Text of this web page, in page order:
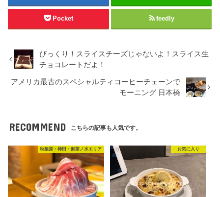
Pocket feedly
びっくり！スライスチーズじゃないよ！スライス生
チョコレートだよ！
アメリカ最古のスペシャルティコーヒーチェーンで
モーニング 日本橋
RECOMMEND こちらの記事も人気です。
秋葉原・神田・御茶ノ水エリア お気に入り